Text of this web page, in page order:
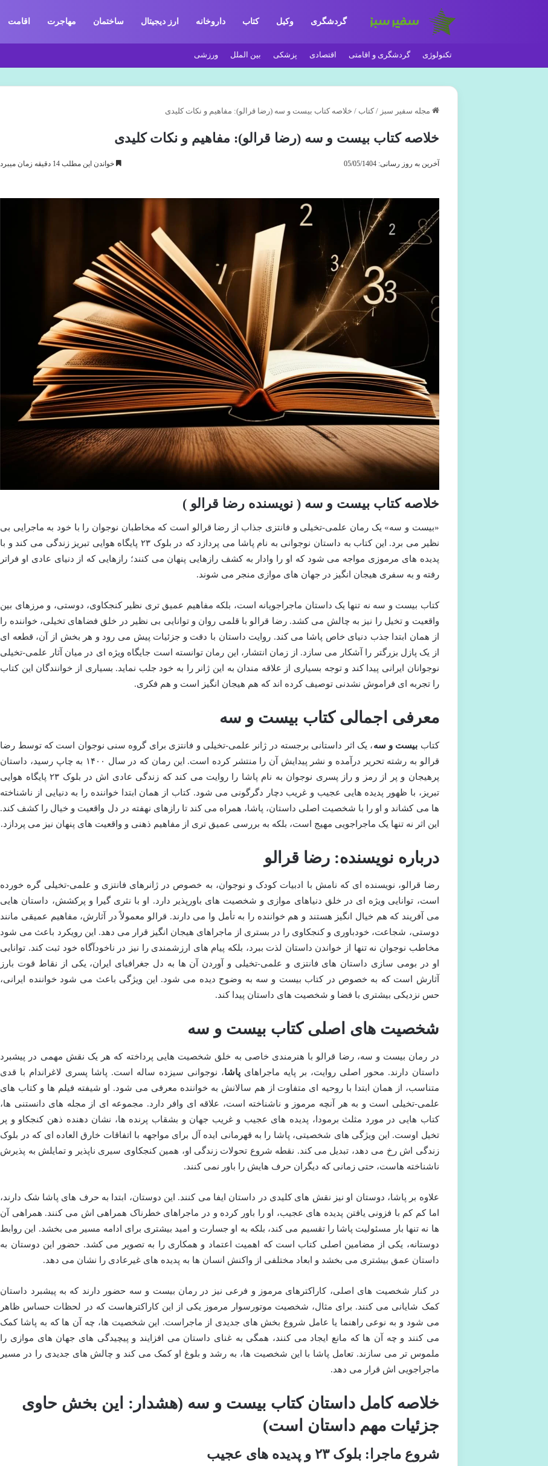
گردشگری وکیل کتاب داروخانه ارز دیجیتال ساختمان مهاجرت اقامت
تکنولوژی گردشگری و اقامتی اقتصادی پزشکی بین الملل ورزشی
مجله سفیر سبز / کتاب / خلاصه کتاب بیست و سه (رضا قرالو): مفاهیم و نکات کلیدی
خلاصه کتاب بیست و سه (رضا قرالو): مفاهیم و نکات کلیدی
آخرین به روز رسانی: 05/05/1404 خواندن این مطلب 14 دقیقه زمان میبرد
خلاصه کتاب بیست و سه ( نویسنده رضا قرالو )
«بیست و سه» یک رمان علمی-تخیلی و فانتزی جذاب از رضا قرالو است که مخاطبان نوجوان را با خود به ماجرایی بی
نظیر می برد. این کتاب به داستان نوجوانی به نام پاشا می پردازد که در بلوک ۲۳ پایگاه هوایی تبریز زندگی می کند و با
پدیده های مرموزی مواجه می شود که او را وادار به کشف رازهایی پنهان می کنند؛ رازهایی که از دنیای عادی او فراتر
رفته و به سفری هیجان انگیز در جهان های موازی منجر می شوند.
کتاب بیست و سه نه تنها یک داستان ماجراجویانه است، بلکه مفاهیم عمیق تری نظیر کنجکاوی، دوستی، و مرزهای بین
واقعیت و تخیل را نیز به چالش می کشد. رضا قرالو با قلمی روان و توانایی بی نظیر در خلق فضاهای تخیلی، خواننده را
از همان ابتدا جذب دنیای خاص پاشا می کند. روایت داستان با دقت و جزئیات پیش می رود و هر بخش از آن، قطعه ای
از یک پازل بزرگتر را آشکار می سازد. از زمان انتشار، این رمان توانسته است جایگاه ویژه ای در میان آثار علمی-تخیلی
نوجوانان ایرانی پیدا کند و توجه بسیاری از علاقه مندان به این ژانر را به خود جلب نماید. بسیاری از خوانندگان این کتاب
را تجربه ای فراموش نشدنی توصیف کرده اند که هم هیجان انگیز است و هم فکری.
معرفی اجمالی کتاب بیست و سه
کتاب بیست و سه، یک اثر داستانی برجسته در ژانر علمی-تخیلی و فانتزی برای گروه سنی نوجوان است که توسط رضا
قرالو به رشته تحریر درآمده و نشر پیدایش آن را منتشر کرده است. این رمان که در سال ۱۴۰۰ به چاپ رسید، داستان
پرهیجان و پر از رمز و راز پسری نوجوان به نام پاشا را روایت می کند که زندگی عادی اش در بلوک ۲۳ پایگاه هوایی
تبریز، با ظهور پدیده هایی عجیب و غریب دچار دگرگونی می شود. کتاب از همان ابتدا خواننده را به دنیایی از ناشناخته
ها می کشاند و او را با شخصیت اصلی داستان، پاشا، همراه می کند تا رازهای نهفته در دل واقعیت و خیال را کشف کند.
این اثر نه تنها یک ماجراجویی مهیج است، بلکه به بررسی عمیق تری از مفاهیم ذهنی و واقعیت های پنهان نیز می پردازد.
درباره نویسنده: رضا قرالو
رضا قرالو، نویسنده ای که نامش با ادبیات کودک و نوجوان، به خصوص در ژانرهای فانتزی و علمی-تخیلی گره خورده
است، توانایی ویژه ای در خلق دنیاهای موازی و شخصیت های باورپذیر دارد. او با نثری گیرا و پرکشش، داستان هایی
می آفریند که هم خیال انگیز هستند و هم خواننده را به تأمل وا می دارند. قرالو معمولاً در آثارش، مفاهیم عمیقی مانند
دوستی، شجاعت، خودباوری و کنجکاوی را در بستری از ماجراهای هیجان انگیز قرار می دهد. این رویکرد باعث می شود
مخاطب نوجوان نه تنها از خواندن داستان لذت ببرد، بلکه پیام های ارزشمندی را نیز در ناخودآگاه خود ثبت کند. توانایی
او در بومی سازی داستان های فانتزی و علمی-تخیلی و آوردن آن ها به دل جغرافیای ایران، یکی از نقاط قوت بارز
آثارش است که به خصوص در کتاب بیست و سه به وضوح دیده می شود. این ویژگی باعث می شود خواننده ایرانی،
حس نزدیکی بیشتری با فضا و شخصیت های داستان پیدا کند.
شخصیت های اصلی کتاب بیست و سه
در رمان بیست و سه، رضا قرالو با هنرمندی خاصی به خلق شخصیت هایی پرداخته که هر یک نقش مهمی در پیشبرد
داستان دارند. محور اصلی روایت، بر پایه ماجراهایپاشا، نوجوانی سیزده ساله است. پاشا پسری لاغراندام با قدی
متناسب، از همان ابتدا با روحیه ای متفاوت از هم سالانش به خواننده معرفی می شود. او شیفته فیلم ها و کتاب های
علمی-تخیلی است و به هر آنچه مرموز و ناشناخته است، علاقه ای وافر دارد. مجموعه ای از مجله های دانستنی ها،
کتاب هایی در مورد مثلث برمودا، پدیده های عجیب و غریب جهان و بشقاب پرنده ها، نشان دهنده ذهن کنجکاو و پر
تخیل اوست. این ویژگی های شخصیتی، پاشا را به قهرمانی ایده آل برای مواجهه با اتفاقات خارق العاده ای که در بلوک
زندگی اش رخ می دهد، تبدیل می کند. نقطه شروع تحولات زندگی او، همین کنجکاوی سیری ناپذیر و تمایلش به پذیرش
ناشناخته هاست، حتی زمانی که دیگران حرف هایش را باور نمی کنند.
علاوه بر پاشا، دوستان او نیز نقش های کلیدی در داستان ایفا می کنند. این دوستان، ابتدا به حرف های پاشا شک دارند،
اما کم کم با فزونی یافتن پدیده های عجیب، او را باور کرده و در ماجراهای خطرناک همراهی اش می کنند. همراهی آن
ها نه تنها بار مسئولیت پاشا را تقسیم می کند، بلکه به او جسارت و امید بیشتری برای ادامه مسیر می بخشد. این روابط
دوستانه، یکی از مضامین اصلی کتاب است که اهمیت اعتماد و همکاری را به تصویر می کشد. حضور این دوستان به
داستان عمق بیشتری می بخشد و ابعاد مختلفی از واکنش انسان ها به پدیده های غیرعادی را نشان می دهد.
در کنار شخصیت های اصلی، کاراکترهای مرموز و فرعی نیز در رمان بیست و سه حضور دارند که به پیشبرد داستان
کمک شایانی می کنند. برای مثال، شخصیت موتورسوار مرموز یکی از این کاراکترهاست که در لحظات حساس ظاهر
می شود و به نوعی راهنما یا عامل شروع بخش های جدیدی از ماجراست. این شخصیت ها، چه آن ها که به پاشا کمک
می کنند و چه آن ها که مانع ایجاد می کنند، همگی به غنای داستان می افزایند و پیچیدگی های جهان های موازی را
ملموس تر می سازند. تعامل پاشا با این شخصیت ها، به رشد و بلوغ او کمک می کند و چالش های جدیدی را در مسیر
ماجراجویی اش قرار می دهد.
خلاصه کامل داستان کتاب بیست و سه (هشدار: این بخش حاوی
جزئیات مهم داستان است)
شروع ماجرا: بلوک ۲۳ و پدیده های عجیب